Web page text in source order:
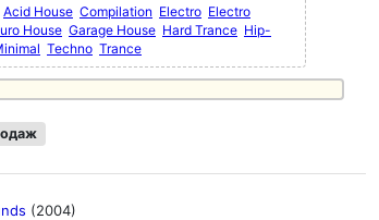
Acid House Compilation Electro Electro
House Garage House Hard Trance Hip-
Techno Trance
(2004)